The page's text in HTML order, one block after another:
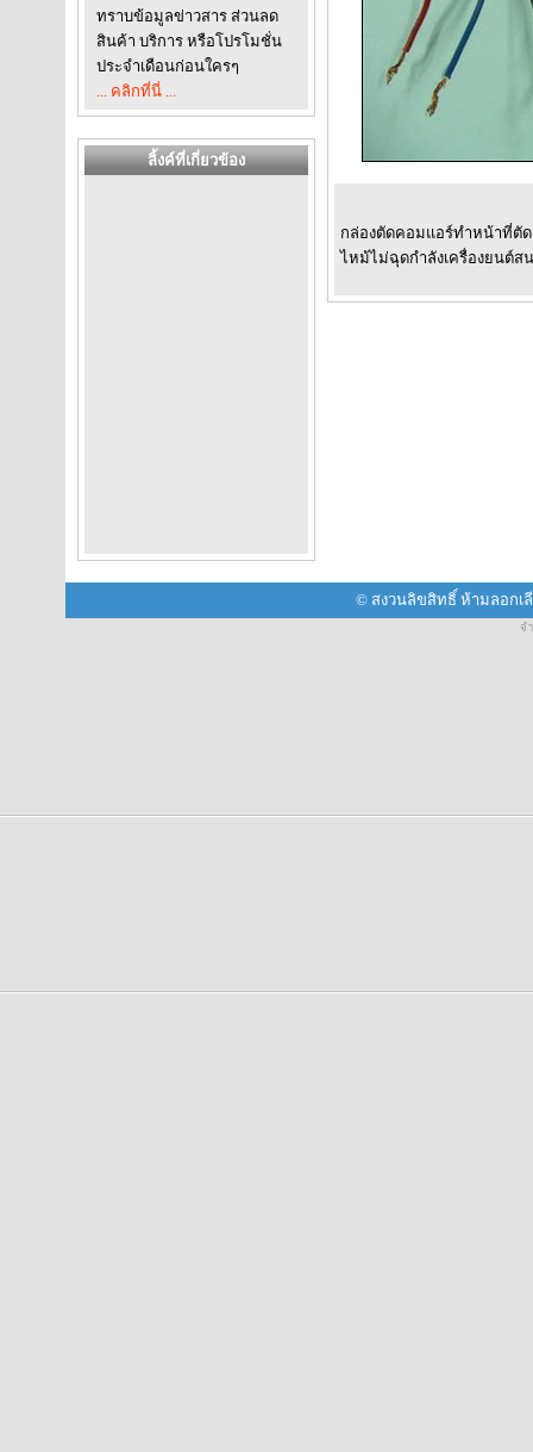
ทราบข้อมูลข่าวสาร ส่วนลด
สินค้า บริการ หรือโปรโมชั่น
ประจำเดือนก่อนใครๆ
... คลิกที่นี่ ...
ลิ้งค์ที่เกี่ยวข้อง
กล่องตัดคอมแอร์ทำหน้าที่ตั
ไหม้ไม่ฉุดกำลังเครื่องยนต์ส
© สงวนลิขสิทธิ์ ห้ามลอกเ